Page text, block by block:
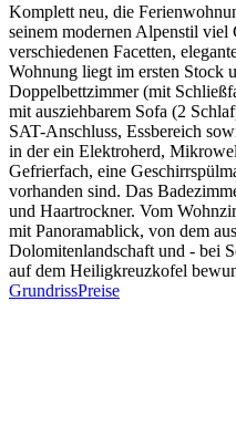
Komplett neu, die
seinem modernen Alpenstil viel
verschiedenen Facetten,
Wohnung liegt im ersten Stock
Doppelbettzimmer (mit
mit ausziehbarem Sofa (2
SAT-Anschluss, Essbereich
in der ein Elektroherd,
Gefrierfach, eine
vorhanden sind. Das
und Haartrockner. Vom
mit Panoramablick, von dem
Dolomitenlandschaft und - bei
auf dem Heiligkreuzkofel
GrundrissPreise